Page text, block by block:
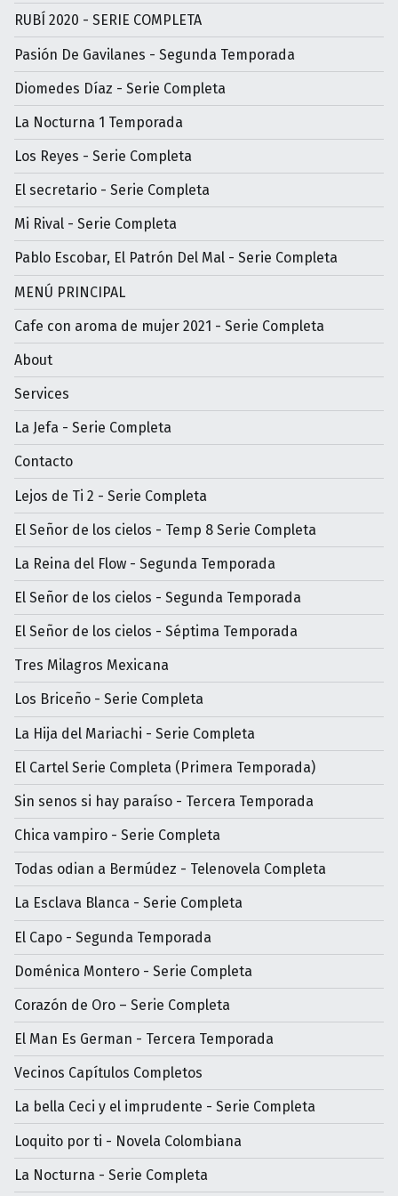
RUBÍ 2020 - SERIE COMPLETA
Pasión De Gavilanes - Segunda Temporada
Diomedes Díaz - Serie Completa
La Nocturna 1 Temporada
Los Reyes - Serie Completa
El secretario - Serie Completa
Mi Rival - Serie Completa
Pablo Escobar, El Patrón Del Mal - Serie Completa
MENÚ PRINCIPAL
Cafe con aroma de mujer 2021 - Serie Completa
About
Services
La Jefa - Serie Completa
Contacto
Lejos de Ti 2 - Serie Completa
El Señor de los cielos - Temp 8 Serie Completa
La Reina del Flow - Segunda Temporada
El Señor de los cielos - Segunda Temporada
El Señor de los cielos - Séptima Temporada
Tres Milagros Mexicana
Los Briceño - Serie Completa
La Hija del Mariachi - Serie Completa
El Cartel Serie Completa (Primera Temporada)
Sin senos si hay paraíso - Tercera Temporada
Chica vampiro - Serie Completa
Todas odian a Bermúdez - Telenovela Completa
La Esclava Blanca - Serie Completa
El Capo - Segunda Temporada
Doménica Montero - Serie Completa
Corazón de Oro – Serie Completa
El Man Es German - Tercera Temporada
Vecinos Capítulos Completos
La bella Ceci y el imprudente - Serie Completa
Loquito por ti - Novela Colombiana
La Nocturna - Serie Completa